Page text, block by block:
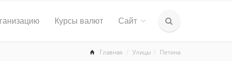
Курсы валют Сайт
Главная Улицы Петина